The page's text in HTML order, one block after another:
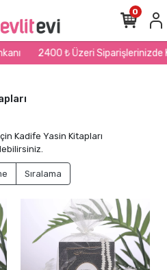
₺ Üzeri Siparişlerinizde Kargo
0
Kadife Yasin Kitapları
Sıralama